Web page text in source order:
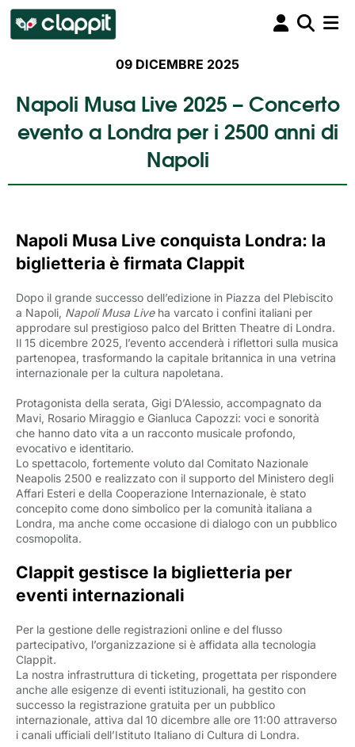
09 DICEMBRE 2025
Napoli Musa Live 2025 – Concerto
evento a Londra per i 2500 anni di
Napoli
Napoli Musa Live conquista Londra: la
biglietteria è firmata Clappit
Dopo il grande successo dell’edizione in Piazza del Plebiscito
a Napoli, Napoli Musa Liveha varcato i confini italiani per
approdare sul prestigioso palco del Britten Theatre di Londra.
Il 15 dicembre 2025, l’evento accenderà i riflettori sulla musica
partenopea, trasformando la capitale britannica in una vetrina
internazionale per la cultura napoletana.
Protagonista della serata, Gigi D’Alessio, accompagnato da
Mavi, Rosario Miraggio e Gianluca Capozzi: voci e sonorità
che hanno dato vita a un racconto musicale profondo,
evocativo e identitario.
Lo spettacolo, fortemente voluto dal Comitato Nazionale
Neapolis 2500 e realizzato con il supporto del Ministero degli
Affari Esteri e della Cooperazione Internazionale, è stato
concepito come dono simbolico per la comunità italiana a
Londra, ma anche come occasione di dialogo con un pubblico
cosmopolita.
Clappit gestisce la biglietteria per
eventi internazionali
Per la gestione delle registrazioni online e del flusso
partecipativo, l’organizzazione si è affidata alla tecnologia
Clappit.
La nostra infrastruttura di ticketing, progettata per rispondere
anche alle esigenze di eventi istituzionali, ha gestito con
successo la registrazione gratuita per un pubblico
internazionale, attiva dal 10 dicembre alle ore 11:00 attraverso
i canali ufficiali dell’Istituto Italiano di Cultura di Londra.